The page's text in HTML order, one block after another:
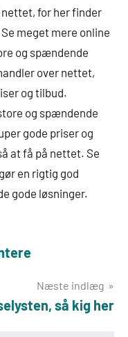
for her finder
meget mere online
og spændende
over nettet,
og tilbud.
og spændende
gode priser og
at få på nettet. Se
en rigtig god
gode løsninger.
Næste indlæg
så kig her